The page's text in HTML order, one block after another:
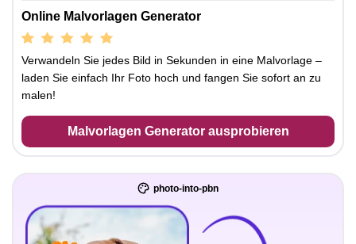
Online Malvorlagen Generator
Verwandeln Sie jedes Bild in Sekunden in eine Malvorlage –
laden Sie einfach Ihr Foto hoch und fangen Sie sofort an zu
malen!
Malvorlagen Generator ausprobieren
photo-into-pbn